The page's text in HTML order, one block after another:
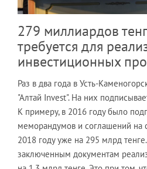
279 миллиардов
требуется для
инвестиционных
Раз в два года в Усть-
"Алтай Invest". На них
К примеру, в 2016 году было
меморандумов и соглашений на
2018 году уже на 295 млрд
заключенным документам